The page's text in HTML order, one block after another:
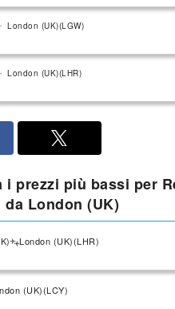
London (UK)(LGW)
London (UK)(LHR)
i prezzi più bassi per
London (UK)
London (UK)(LHR)
(UK)(LCY)